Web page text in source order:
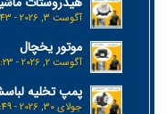
آگوست 3, 2026 - 11:43 ق.ظ
موتور یخچال
آگوست 2, 2026 - 9:23 ق.ظ
پمپ تخلیه
جولای 30, 2026 - 9:49 ق.ظ